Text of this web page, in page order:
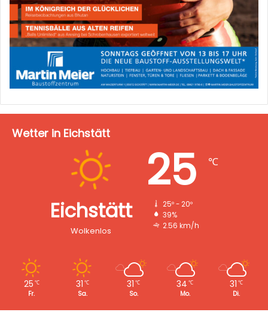
Wetter in Eichstätt
Eichstätt
Wolkenlos
25 ℃
25º - 20º
39%
2.56 km/h
25 ℃
Fr.
31 ℃
Sa.
31 ℃
So.
34 ℃
Mo.
31 ℃
Di.